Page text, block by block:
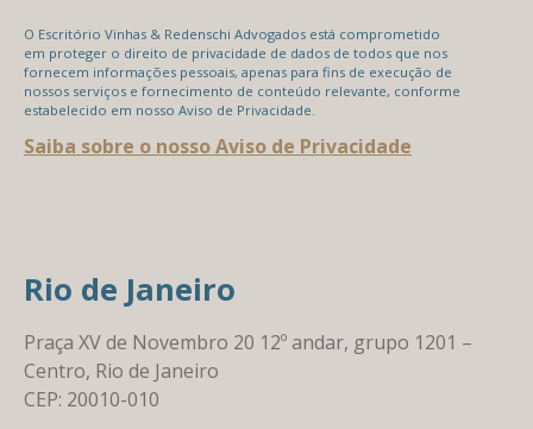
O Escritório Vinhas & Redenschi Advogados está comprometido
em proteger o direito de privacidade de dados de todos que nos
fornecem informações pessoais, apenas para fins de execução de
nossos serviços e fornecimento de conteúdo relevante, conforme
estabelecido em nosso Aviso de Privacidade.
Saiba sobre o nosso Aviso de Privacidade
Rio de Janeiro
Praça XV de Novembro 20 12º andar, grupo 1201 –
Centro, Rio de Janeiro
CEP: 20010-010